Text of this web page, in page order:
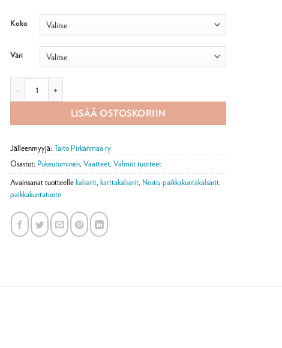
Koko
Väri
LISÄÄ OSTOSKORIIN
Jälleenmyyjä: Taito Pirkanmaa ry
Osastot: Pukeutuminen, Vaatteet, Valmiit tuotteet
Avainsanat tuotteelle kalsarit, karttakalsarit, Nosto, paikkakuntakalsarit,
paikkakuntatuote